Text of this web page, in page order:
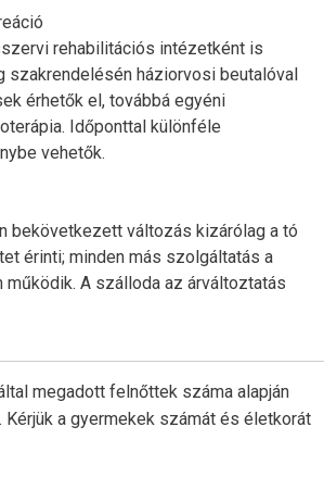
rehabilitációs intézetként is
szakrendelésén háziorvosi beutalóval
érhetők el, továbbá egyéni
Időponttal különféle
vehetők.
bekövetkezett változás kizárólag a tó
érinti; minden más szolgáltatás a
A szálloda az árváltoztatás
megadott felnőttek száma alapján
a gyermekek számát és életkorát